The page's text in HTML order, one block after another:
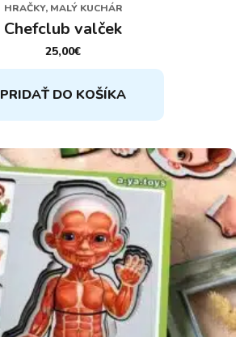
HRAČKY, MALÝ KUCHÁR
Chefclub valček
25,00€
PRIDAŤ DO KOŠÍKA